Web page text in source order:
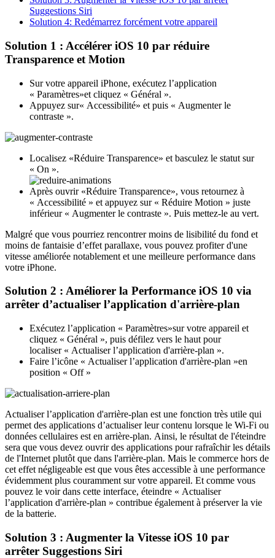
Suggestions Siri
Solution 4: Redémarrez forcément votre appareil
Solution 1 : Accélérer iOS 10 par réduire
Transparence et Motion
Sur votre appareil iPhone, exécutez l’application
« Paramètres»et cliquez « Général ».
Appuyez sur« Accessibilité» et puis « Augmenter le
contraste ».
Localisez «Réduire Transparence» et basculez le statut sur
« On ».
Après ouvrir «Réduire Transparence», vous retournez à
« Accessibilité » et appuyez sur « Réduire Motion » juste
inférieur « Augmenter le contraste ». Puis mettez-le au vert.
Malgré que vous pourriez rencontrer moins de lisibilité du fond et
moins de fantaisie d’effet parallaxe, vous pouvez profiter d'une
vitesse améliorée notablement et une meilleure performance dans
votre iPhone.
Solution 2 : Améliorer la Performance iOS 10 via
arrêter d’actualiser l’application d'arrière-plan
Exécutez l’application « Paramètres»sur votre appareil et
cliquez « Général », puis défilez vers le haut pour
localiser « Actualiser l’application d'arrière-plan ».
Faire l’icône « Actualiser l’application d'arrière-plan »en
position « Off »
Actualiser l’application d'arrière-plan est une fonction très utile qui
permet des applications d’actualiser leur contenu lorsque le Wi-Fi ou
données cellulaires est en arrière-plan. Ainsi, le résultat de l'éteindre
sera que vous devez ouvrir des applications pour rafraîchir les détails
de l'Internet plutôt que dans l'arrière-plan. Mais le commerce hors de
cet effet négligeable est que vous êtes accessible à une performance
évidemment plus couramment sur votre appareil. Et comme vous
pouvez le voir dans cette interface, éteindre « Actualiser
l’application d'arrière-plan » contribue également à préserver la vie
de la batterie.
Solution 3 : Augmenter la Vitesse iOS 10 par
arrêter Suggestions Siri